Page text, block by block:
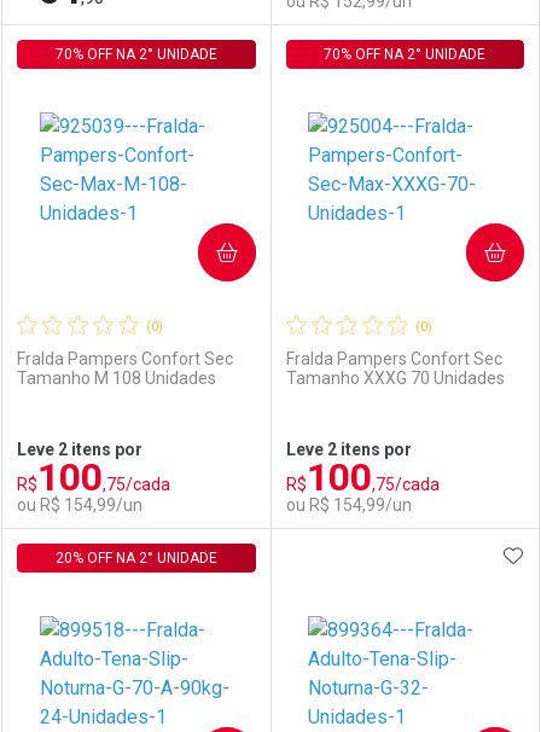
Por R$ 79,99/cada
Por R$ 64,99/cada
FECHAR
Laboratório
Comprar sem Desconto
Por R$ 64,90/cada
FECHAR
Por Menos
Comprar sem Desconto
Por R$ 64,90/cada
Laboratório
Comprar sem Desconto
Por R$ 152,99/cada
Por Menos
Comprar sem Desconto
Por R$ 152,99/cada
(0)
Fralda Pampers Confort Sec
Tamanho M 108 Unidades
70% OFF NA 2° UNIDADE
Leve 2 itens por
R$100,75/cada
ou R$ 154,99/un
COMPRAR
Laboratório
Por Menos
(0)
Fralda Pampers Confort Sec
Tamanho XXXG 70 Unidades
70% OFF NA 2° UNIDADE
Leve 2 itens por
R$100,75/cada
ou R$ 154,99/un
COMPRAR
Laboratório
Por Menos
20% OFF NA 2° UNIDADE